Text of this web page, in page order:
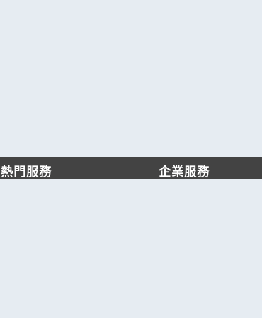
熱門服務 企業服務